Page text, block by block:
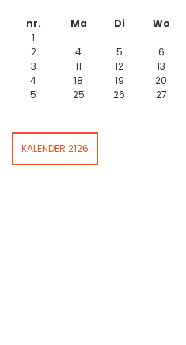
nr. Ma Di Wo
1
2
4 5 6
3
11 12 13
4
18 19 20
5
25 26 27
KALENDER 2126